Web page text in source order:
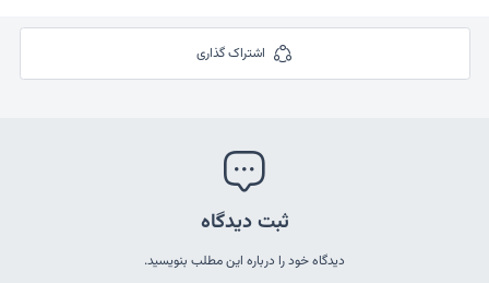
اشتراک گذاری
ثبت دیدگاه
دیدگاه خود را درباره این مطلب بنویسید.